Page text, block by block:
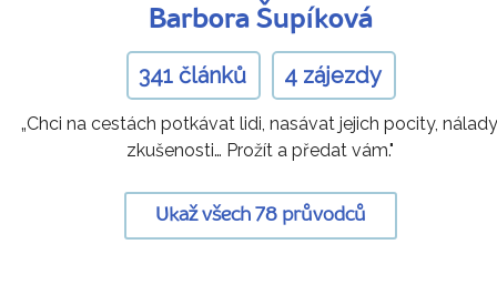
Barbora Šupíková
341 článků 4 zájezdy
„Chci na cestách potkávat lidi, nasávat jejich pocity,
zkušenosti… Prožít a předat vám."
Ukaž všech 78 průvodců